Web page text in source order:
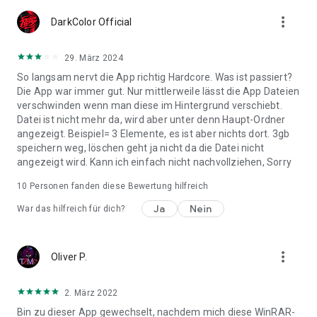
Dateinamen) aus; drücke anschließend auf irgendeinen
Dateinamen und wähle eine der Möglichkeiten zum
entpacke ich Dateien?
zum Entpacken aus ("Hier entpacken" oder eine der anderen
Möglichkeiten).
DarkColor Official more_vert
29. März 2024
So langsam nervt die App richtig Hardcore. Was ist passiert?
Die App war immer gut. Nur mittlerweile lässt die App Dateien
verschwinden wenn man diese im Hintergrund verschiebt.
Datei ist nicht mehr da, wird aber unter denn Haupt-Ordner
angezeigt. Beispiel= 3 Elemente, es ist aber nichts dort. 3gb
speichern weg, löschen geht ja nicht da die Datei nicht
angezeigt wird. Kann ich einfach nicht nachvollziehen, Sorry
10 Personen fanden diese Bewertung hilfreich
War das hilfreich für dich? Ja Nein
Oliver P. more_vert
2. März 2022
Bin zu dieser App gewechselt, nachdem mich diese WinRAR-